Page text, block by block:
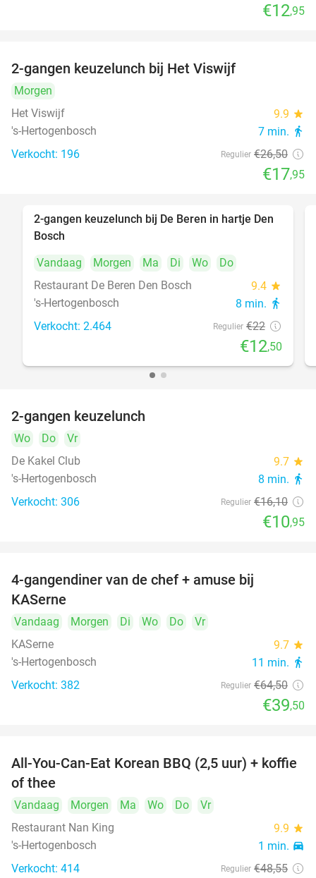
€12,95
2-gangen keuzelunch bij Het Viswijf
Morgen
Het Viswijf
9.9 star
's-Hertogenbosch 7 min. directions_walk
Verkocht: 196 Regulier €26,50
€17,95
43%
2-gangen keuzelunch bij De Beren in hartje Den
Bosch
Vandaag
Morgen Ma Di Wo
Do
Restaurant De Beren Den Bosch
9.4 star
's-Hertogenbosch 8 min. directions_walk
Verkocht: 2.464 Regulier €22
€12,50
2-gangen keuzelunch
Wo Do
Vr
De Kakel Club
9.7 star
's-Hertogenbosch 8 min. directions_walk
Verkocht: 306 Regulier €16,10
€10,95
4-gangendiner van de chef + amuse bij
KASerne
Vandaag Morgen Di Wo Do
Vr
KASerne
9.7 star
's-Hertogenbosch 11 min. directions_walk
Verkocht: 382 Regulier €64,50
€39,50
26%
All-You-Can-Eat Korean BBQ (2,5 uur) + koffie
of thee
Vandaag Morgen Ma Wo Do
Vr
Restaurant Nan King
9.9 star
's-Hertogenbosch 1 min. directions_car
Verkocht: 414 Regulier €48,55